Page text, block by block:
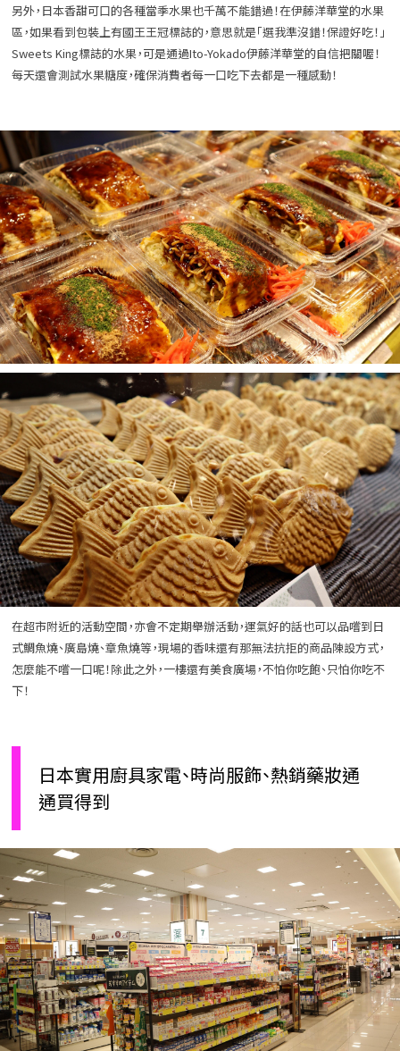
另外，日本香甜可口的各種當季水果也千萬不能錯過！在伊藤洋華堂的水果
區，如果看到包裝上有國王王冠標誌的，意思就是「選我準沒錯！保證好吃！」
Sweets King標誌的水果，可是通過Ito-Yokado伊藤洋華堂的自信把關喔！
每天還會測試水果糖度，確保消費者每一口吃下去都是一種感動！
在超市附近的活動空間，亦會不定期舉辦活動，運氣好的話也可以品嚐到日
式鯛魚燒、廣島燒、章魚燒等，現場的香味還有那無法抗拒的商品陳設方式，
怎麼能不嚐一口呢！除此之外，一樓還有美食廣場，不怕你吃飽、只怕你吃不
下！
日本實用廚具家電、時尚服飾、熱銷藥妝通
通買得到